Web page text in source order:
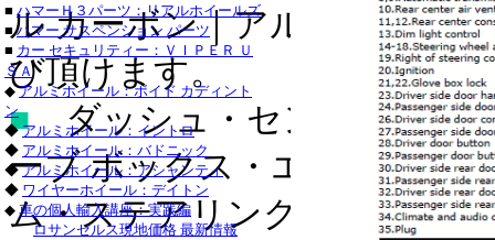
グランドチェロキ
タンドラ_クローム
サーフ_クローム/ス
クローム/ステンレ
ステンレス_パーツ
ステンレス_パーツ
■ ハマーＨ３パーツ：リアルホイールズ
■ハマー サスペンション パーツ
■ カー セキュリティー：ＶＩＰＥＲ Ｕ
ＳＡ
◆アルミホイール：ボイド カディント
ン
◆アルミホイール：イントロ
◆ アルミホイール：バドニック
◆アルミホイール：アシャンティ
◆ ワイヤーホイール：デイトン
◆ 車の個人輸入講座：実践編
ロサンゼルス現地価格 最新情報
ル カーボン｜アルミ｜クロ
び頂けます。
■ダッシュ・センター コン
ーブ ボックス・エアベント
ム・ステアリング ホイール■